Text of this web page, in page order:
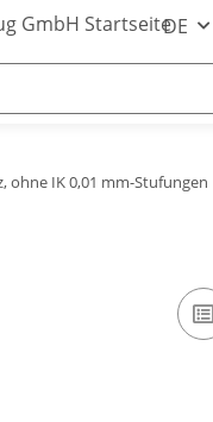
DE
ohne IK 0,01 mm-Stufungen